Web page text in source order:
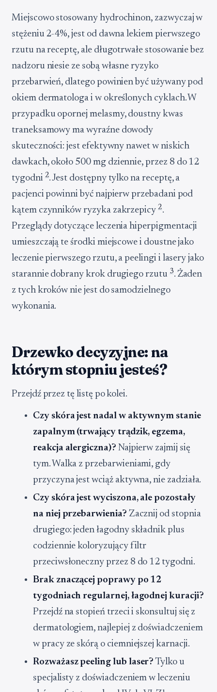
Miejscowo stosowany hydrochinon, zazwyczaj w
stężeniu 2-4%, jest od dawna lekiem pierwszego
rzutu na receptę, ale długotrwałe stosowanie bez
nadzoru niesie ze sobą własne ryzyko
przebarwień, dlatego powinien być używany pod
okiem dermatologa i w określonych cyklach. W
przypadku opornej melasmy, doustny kwas
traneksamowy ma wyraźne dowody
skuteczności: jest efektywny nawet w niskich
dawkach, około 500 mg dziennie, przez 8 do 12
tygodni 2. Jest dostępny tylko na receptę, a
pacjenci powinni być najpierw przebadani pod
kątem czynników ryzyka zakrzepicy 2.
Przeglądy dotyczące leczenia hiperpigmentacji
umieszczają te środki miejscowe i doustne jako
leczenie pierwszego rzutu, a peelingi i lasery jako
starannie dobrany krok drugiego rzutu 3. Żaden
z tych kroków nie jest do samodzielnego
wykonania.
Drzewko decyzyjne: na
którym stopniu jesteś?
Przejdź przez tę listę po kolei.
Czy skóra jest nadal w aktywnym stanie
zapalnym (trwający trądzik, egzema,
reakcja alergiczna)? Najpierw zajmij się
tym. Walka z przebarwieniami, gdy
przyczyna jest wciąż aktywna, nie zadziała.
Czy skóra jest wyciszona, ale pozostały
na niej przebarwienia? Zacznij od stopnia
drugiego: jeden łagodny składnik plus
codziennie koloryzujący filtr
przeciwsłoneczny przez 8 do 12 tygodni.
Brak znaczącej poprawy po 12
tygodniach regularnej, łagodnej kuracji?
Przejdź na stopień trzeci i skonsultuj się z
dermatologiem, najlepiej z doświadczeniem
w pracy ze skórą o ciemniejszej karnacji.
Rozważasz peeling lub laser? Tylko u
specjalisty z doświadczeniem w leczeniu